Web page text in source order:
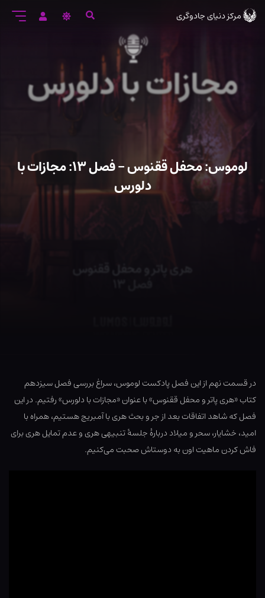
ورود
مرکز دنیای جادوگری
لوموس: محفل ققنوس – فصل ۱۳: مجازات با
دلورس
در قسمت نهم از این فصل پادکست لوموس، سراغ بررسی فصل سیزدهم
کتاب «هری پاتر و محفل ققنوس» با عنوان «مجازات با دلورس» رفتیم. در این
فصل که شاهد اتفاقات بعد از جر و بحث هری با آمبریج هستیم، همراه با
امید، خشایار، سحر و میلاد دربارهٔ جلسهٔ تنبیهی هری و عدم تمایل هری برای
فاش کردن ماهیت اون به دوستاش صحبت می‌کنیم.